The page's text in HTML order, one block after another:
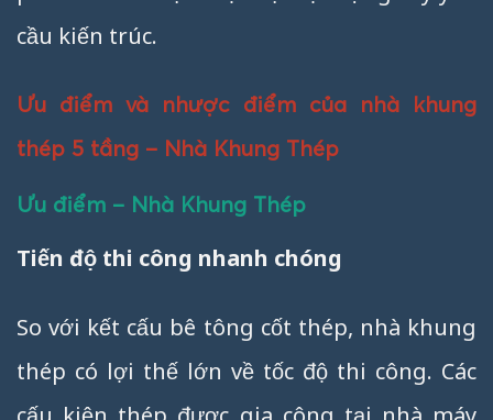
cầu kiến trúc.
Ưu điểm và nhược điểm của nhà khung
thép 5 tầng – Nhà Khung Thép
Ưu điểm – Nhà Khung Thép
Tiến độ thi công nhanh chóng
So với kết cấu bê tông cốt thép, nhà khung
thép có lợi thế lớn về tốc độ thi công. Các